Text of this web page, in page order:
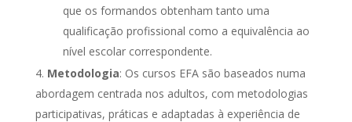
que os formandos obtenham tanto uma
qualificação profissional como a equivalência ao
nível escolar correspondente.
Metodologia: Os cursos EFA são baseados numa
abordagem centrada nos adultos, com metodologias
participativas, práticas e adaptadas à experiência de